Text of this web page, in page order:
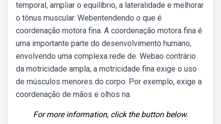
temporal, ampliar o equilíbrio, a lateralidade e melhorar
o tônus muscular. Webentendendo o que é
coordenação motora fina. A coordenação motora fina é
uma importante parte do desenvolvimento humano,
envolvendo uma complexa rede de. Webao contrário
da motricidade ampla, a motricidade fina exige o uso
de músculos menores do corpo. Por exemplo, exige a
coordenação de mãos e olhos na.
For more information, click the button below.